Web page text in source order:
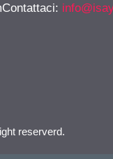
:
reserverd.